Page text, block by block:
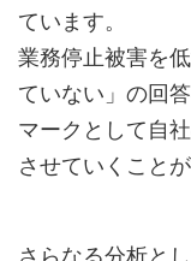
ています。
業務停止被害を
ていない」の回
マークとして自
させていくこと